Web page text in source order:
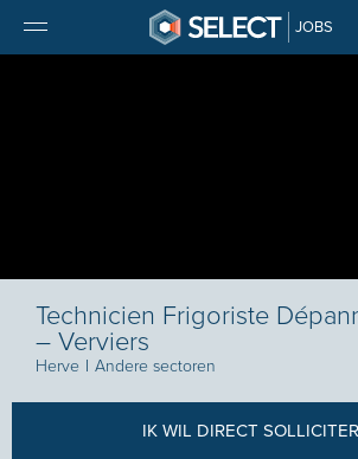
JOBS
Technicien Frigoriste
– Verviers
Herve I Andere sectoren
IK WIL DIRECT